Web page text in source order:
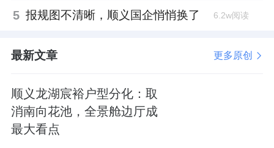
龙湖观萃，备案单价3.57-4.06万/ ㎡，均价3.82
据了解，后面还会推出的 89
116㎡折后391万起。
5 报规图不清晰，顺义国企悄悄换了 6.2w阅读
最新文章 更多原创
顺义龙湖宸裕户型分化：取
消南向花池，全景舱边厅成
最大看点